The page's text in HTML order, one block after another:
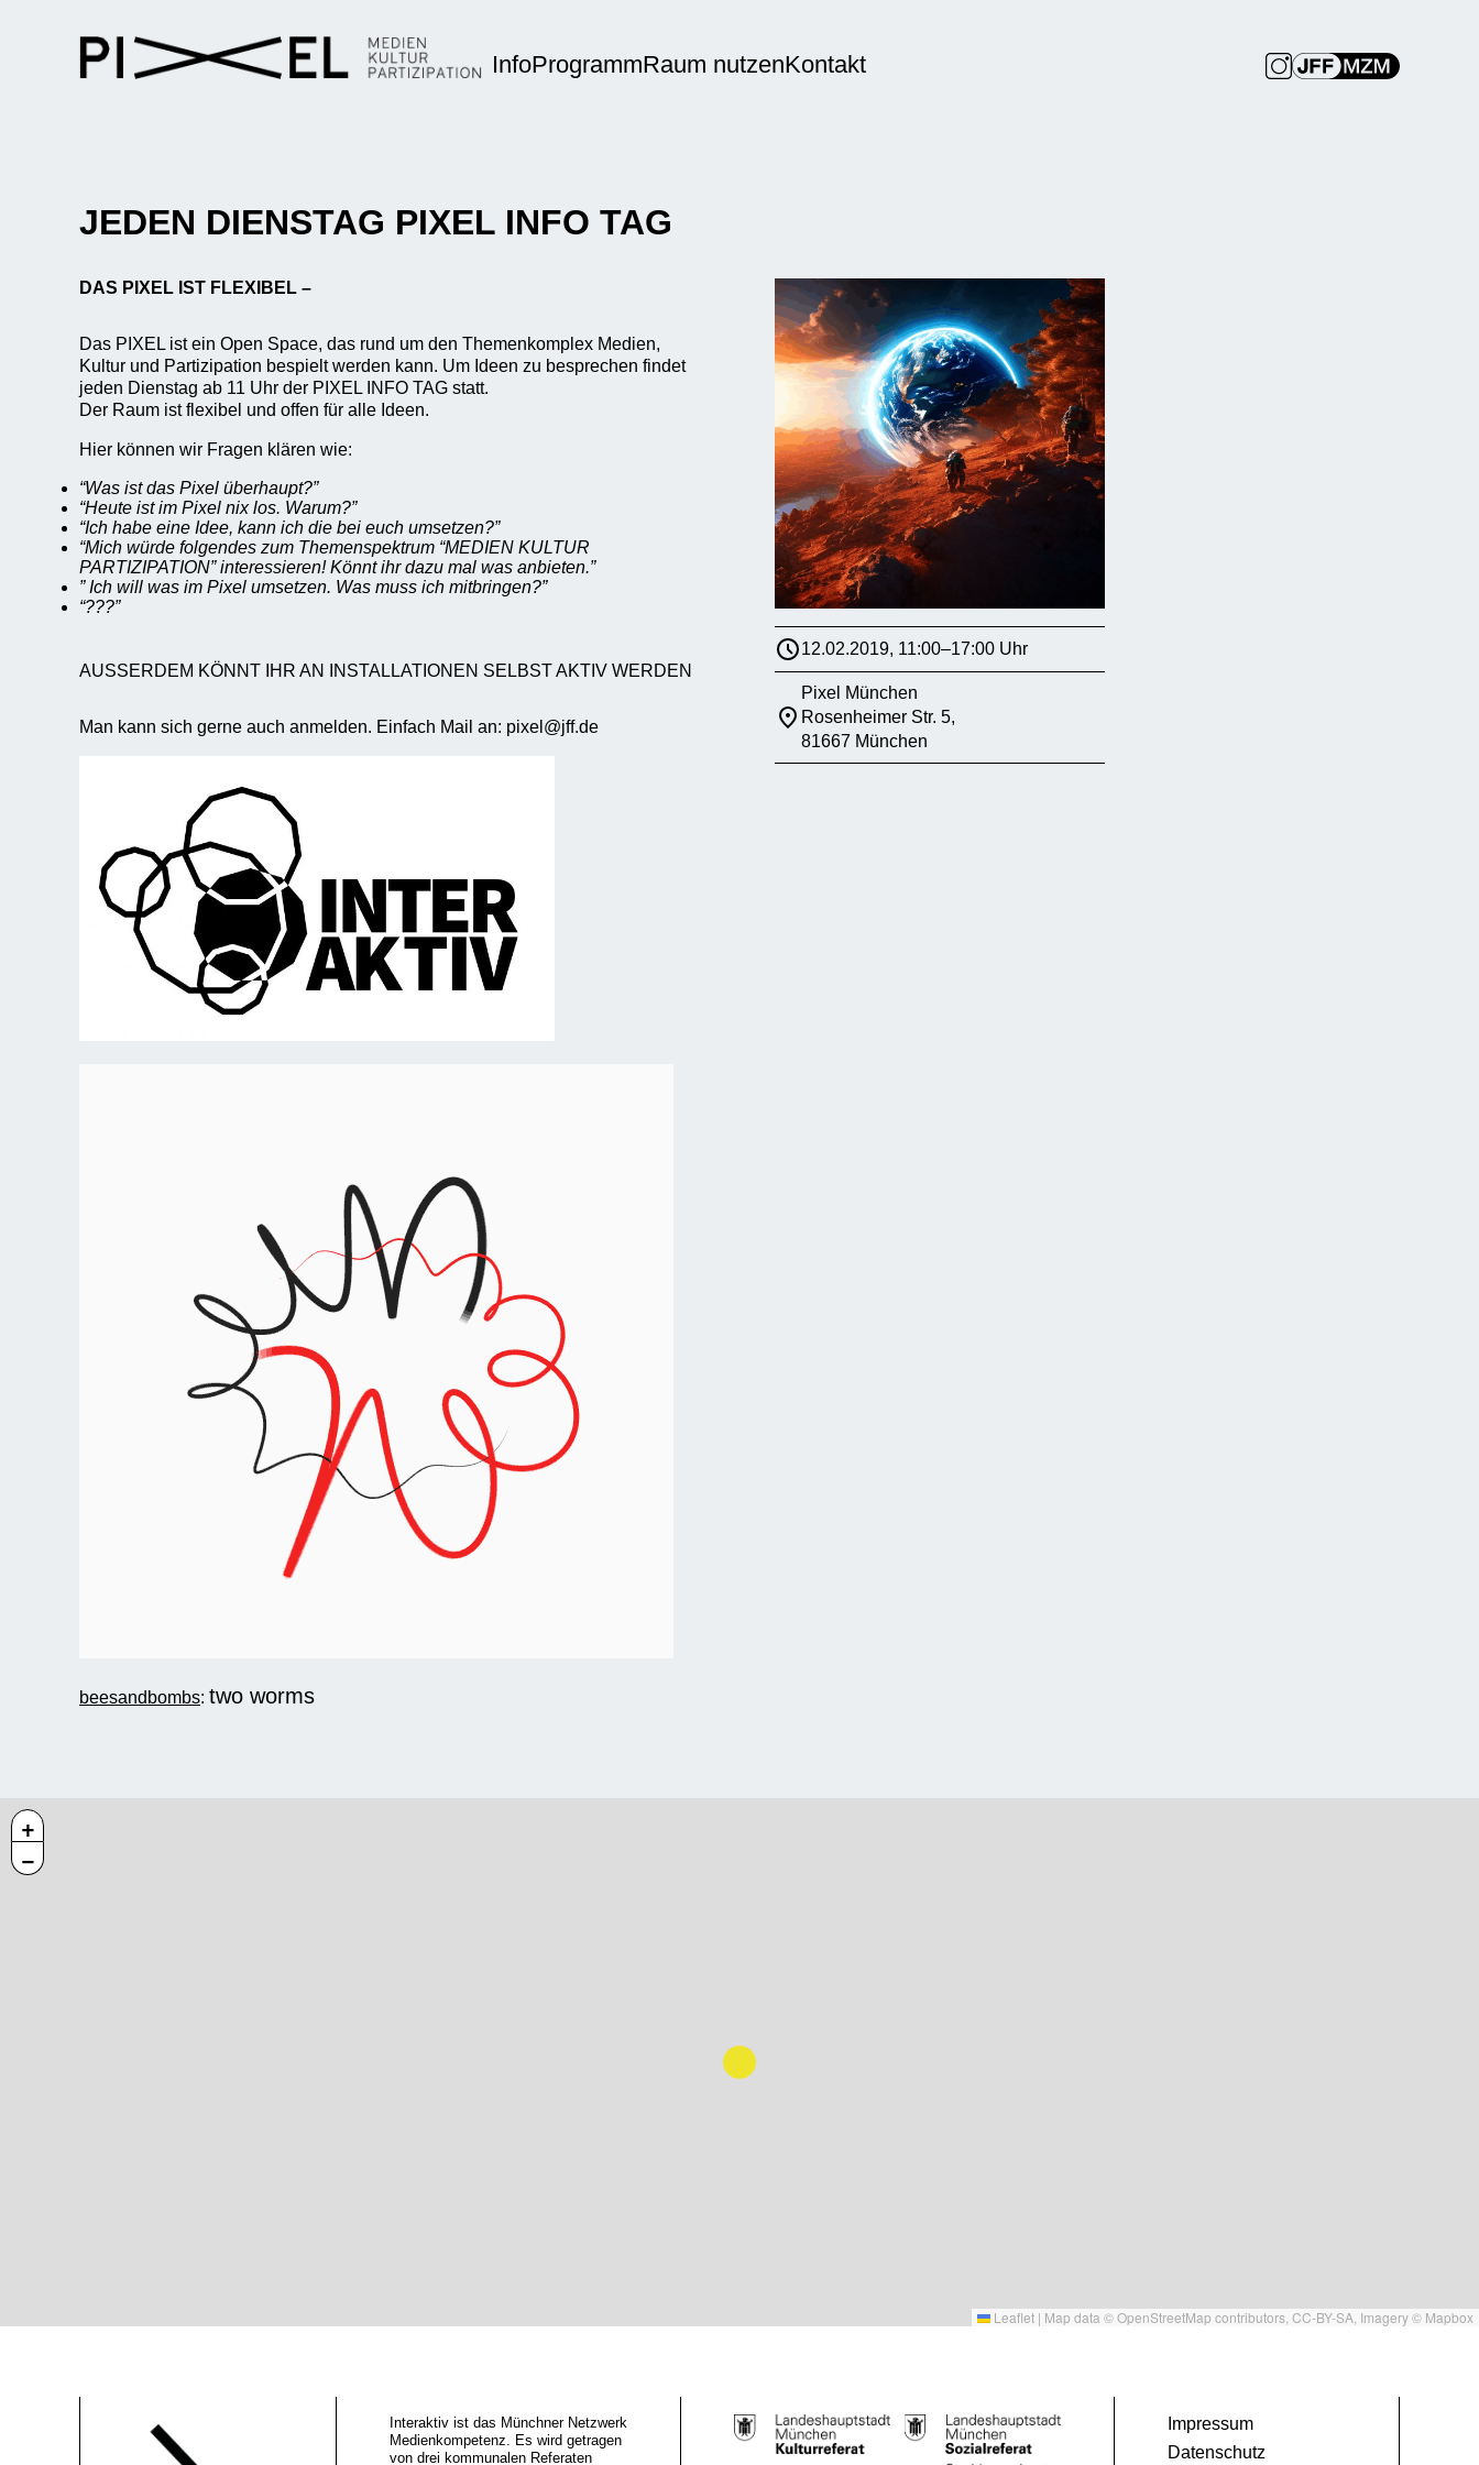
InfoProgrammRaum nutzenKontakt
JEDEN DIENSTAG PIXEL INFO TAG
DAS PIXEL IST FLEXIBEL –
Das PIXEL ist ein Open Space, das rund um den Themenkomplex Medien,
Kultur und Partizipation bespielt werden kann. Um Ideen zu besprechen findet
jeden Dienstag ab 11 Uhr der PIXEL INFO TAG statt.
Der Raum ist flexibel und offen für alle Ideen.
Hier können wir Fragen klären wie:
“Was ist das Pixel überhaupt?”
“Heute ist im Pixel nix los. Warum?”
“Ich habe eine Idee, kann ich die bei euch umsetzen?”
“Mich würde folgendes zum Themenspektrum “MEDIEN KULTUR
PARTIZIPATION” interessieren! Könnt ihr dazu mal was anbieten.”
” Ich will was im Pixel umsetzen. Was muss ich mitbringen?”
“???”
AUSSERDEM KÖNNT IHR AN INSTALLATIONEN SELBST AKTIV WERDEN
Man kann sich gerne auch anmelden. Einfach Mail an: pixel@jff.de
beesandbombs: two worms
12.02.2019, 11:00–17:00 Uhr
Pixel München
Rosenheimer Str. 5,
81667 München
+
−
Leaflet | Map data ©OpenStreetMap contributors, CC-BY-SA , Imagery © Mapbox
Interaktiv ist das Münchner Netzwerk
Medienkompetenz. Es wird getragen
von drei kommunalen Referaten
Impressum
Datenschutz